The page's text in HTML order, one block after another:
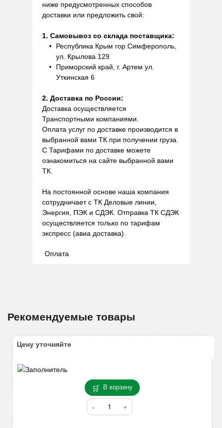
ниже предусмотренных способов
доставки или предложить свой:
1. Самовывоз со склада поставщика:
Республика Крым гор.Симферополь,
ул. Крылова 129
Приморский край, г. Артем ул.
Уткинская 6
2. Доставка по России:
Доставка осуществляется
Транспортными компаниями.
Оплата услуг по доставке производится в
выбранной вами ТК при получении груза.
С Тарифами по доставке можете
ознакомиться на сайте выбранной вами
ТК.
На постоянной основе наша компания
сотрудничает с ТК Деловые линии,
Энергия, ПЭК и СДЭК. Отправка ТК СДЭК
осуществляется только по тарифам
экспресс (авиа доставка).
Оплата
Рекомендуемые товары
В корзину
Количество
товара
Цену уточняйте